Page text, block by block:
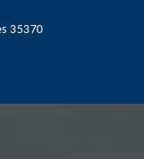
35370